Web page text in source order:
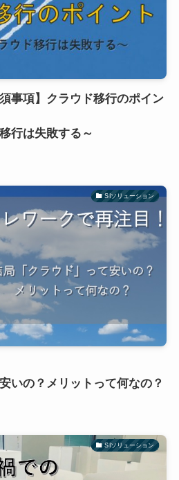
事項】クラウド移行のポイン
行は失敗する～
SIソリューション
いの？メリットって何なの？
SIソリューション